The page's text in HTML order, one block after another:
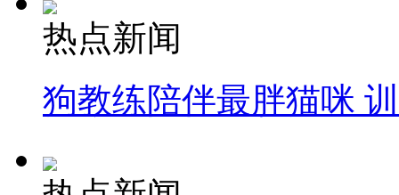
热点新闻
狗教练陪伴最胖猫咪